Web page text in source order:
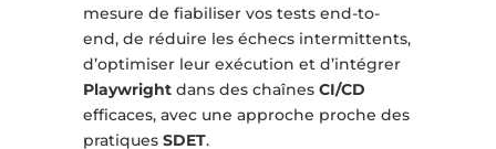
mesure de fiabiliser vos tests end-to-
end, de réduire les échecs intermittents,
d’optimiser leur exécution et d’intégrer
Playwrightdans des chaînes CI/CD
efficaces, avec une approche proche des
pratiques SDET.